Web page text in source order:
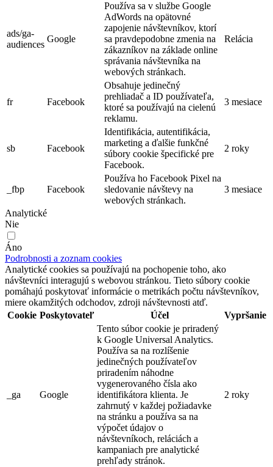
ads/ga-
audiences
Google
Používa sa v službe Google
AdWords na opätovné
zapojenie návštevníkov, ktorí
sa pravdepodobne zmenia na
zákazníkov na základe online
správania návštevníka na
webových stránkach.
Relácia
fr Facebook
Obsahuje jedinečný
prehliadač a ID používateľa,
ktoré sa používajú na cielenú
reklamu.
3 mesiace
sb Facebook
Identifikácia, autentifikácia,
marketing a ďalšie funkčné
súbory cookie špecifické pre
Facebook.
2 roky
_fbp Facebook
Používa ho Facebook Pixel na
sledovanie návštevy na
webových stránkach.
3 mesiace
Analytické
Nie
Áno
Podrobnosti a zoznam cookies
Analytické cookies sa používajú na pochopenie toho, ako
návštevníci interagujú s webovou stránkou. Tieto súbory cookie
pomáhajú poskytovať informácie o metrikách počtu návštevníkov,
miere okamžitých odchodov, zdroji návštevnosti atď.
Cookie Poskytovateľ Účel Vypršanie
_ga Google
Tento súbor cookie je priradený
k Google Universal Analytics.
Používa sa na rozlíšenie
jedinečných používateľov
priradením náhodne
vygenerovaného čísla ako
identifikátora klienta. Je
zahrnutý v každej požiadavke
na stránku a používa sa na
výpočet údajov o
návštevníkoch, reláciách a
kampaniach pre analytické
prehľady stránok.
2 roky